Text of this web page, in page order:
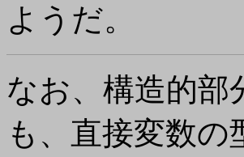
ようだ。
なお、構造的部
も、直接変数